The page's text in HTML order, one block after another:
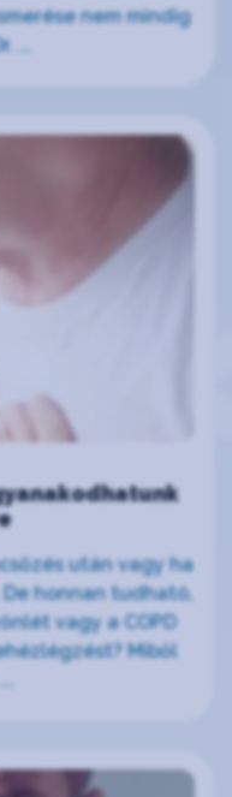
nem mindig
...
után vagy ha
honnan tudható,
vagy a COPD
Miből